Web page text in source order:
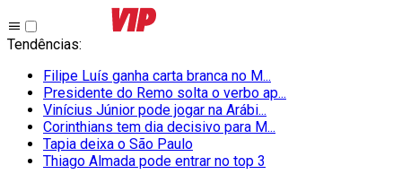
Tendências:
Filipe Luís ganha carta branca no M...
Presidente do Remo solta o verbo ap...
Vinícius Júnior pode jogar na Arábi...
Corinthians tem dia decisivo para M...
Tapia deixa o São Paulo
Thiago Almada pode entrar no top 3